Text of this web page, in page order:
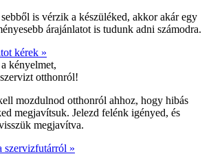
is vérzik a készüléked, akkor akár egy
árajánlatot is tudunk adni számodra.
kérek »
kényelmet,
otthonról!
mozdulnod otthonról ahhoz, hogy hibás
megjavítsuk. Jelezd felénk igényed, és
megjavítva.
szervizfutárról »